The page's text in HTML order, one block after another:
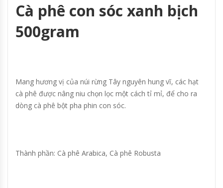
Cà phê con sóc xanh bịch
500gram
Mang hương vị của núi rừng Tây nguyên hung vĩ, các hạt
cà phê được nâng niu chọn lọc một cách tỉ mỉ, để cho ra
dòng cà phê bột pha phin con sóc.
Thành phần: Cà phê Arabica, Cà phê Robusta